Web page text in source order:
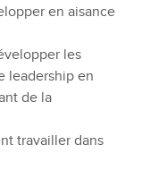
en aisance
les
leadership en
de la
travailler dans